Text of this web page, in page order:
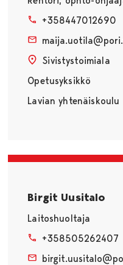
+358447012690
Sivistystoimiala
Opetusyksikkö
Lavian yhtenäiskoulu
Birgit Uusitalo
Laitoshuoltaja
+358505262407